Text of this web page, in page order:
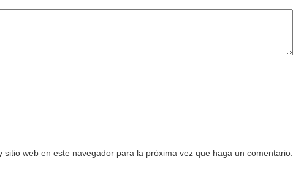
web en este navegador para la próxima vez que haga un comentario.